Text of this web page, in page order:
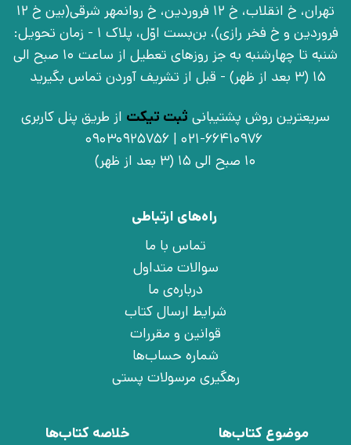
تهران، خ انقلاب، خ 12 فروردین، خ روانمهر شرقی(بین خ 12
فروردین و خ فخر رازی)، بن‌بست اوّل، پلاک 1 - زمان تحویل:
شنبه تا چهارشنبه به جز روزهای تعطیل از ساعت 10 صبح الی
15 (3 بعد از ظهر) - قبل از تشریف آوردن تماس بگیرید
سریعترین روش پشتیبانی ثبت تیکت از طریق پنل کاربری
021-66410976 | 09030925756
10 صبح الی 15 (3 بعد از ظهر)
راه‌های ارتباطی
تماس با ما
سوالات متداول
درباره‌ی ما
شرایط ارسال کتاب
قوانین و مقررات
شماره حساب‌ها
رهگیری مرسولات پستی
موضوع کتاب‌ها
خلاصه کتاب‌ها